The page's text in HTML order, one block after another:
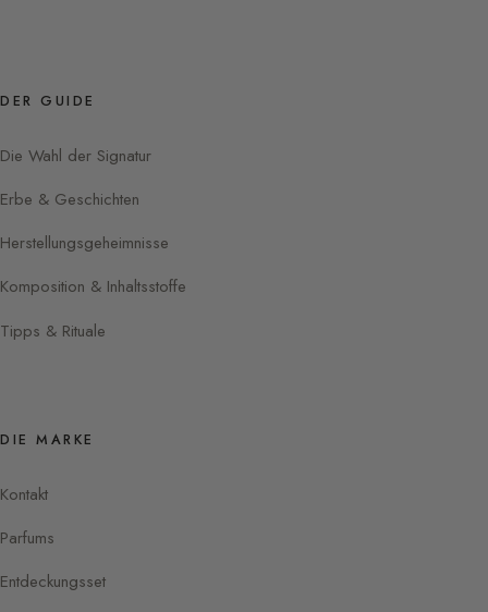
DER GUIDE
Die Wahl der Signatur
Erbe & Geschichten
Herstellungsgeheimnisse
Komposition & Inhaltsstoffe
Tipps & Rituale
DIE MARKE
Kontakt
Parfums
Entdeckungsset